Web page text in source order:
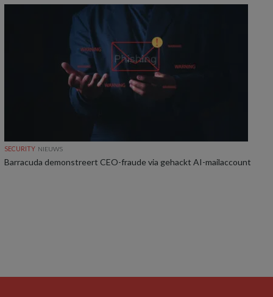
SECURITY NIEUWS
Barracuda demonstreert CEO-fraude via gehackt AI-mailaccount